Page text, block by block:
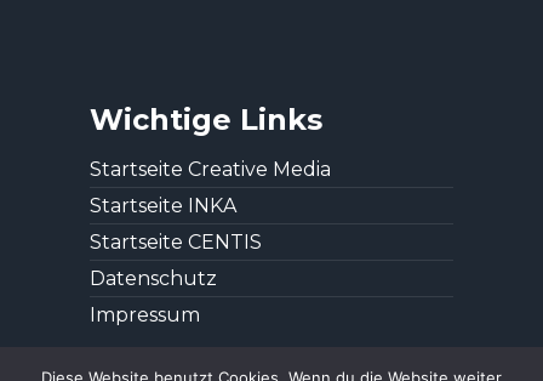
Wichtige Links
Startseite Creative Media
Startseite INKA
Startseite CENTIS
Datenschutz
Impressum